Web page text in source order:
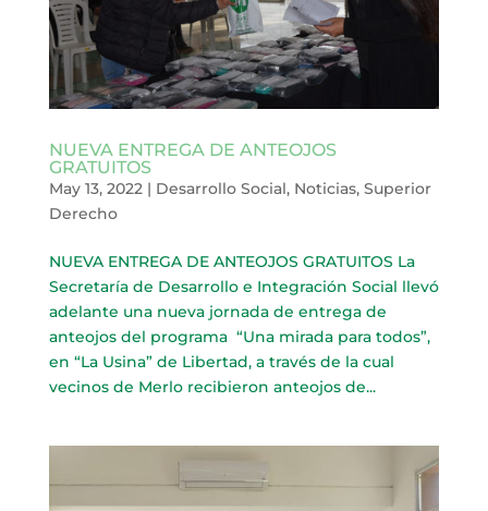
NUEVA ENTREGA DE ANTEOJOS
GRATUITOS
May 13, 2022| Desarrollo Social, Noticias, Superior
Derecho
NUEVA ENTREGA DE ANTEOJOS GRATUITOS La
Secretaría de Desarrollo e Integración Social llevó
adelante una nueva jornada de entrega de
anteojos del programa “Una mirada para todos”,
en “La Usina” de Libertad, a través de la cual
vecinos de Merlo recibieron anteojos de...